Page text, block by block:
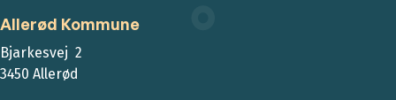
Allerød Kommune
Bjarkesvej 2
3450 Allerød